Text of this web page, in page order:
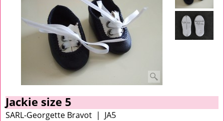
Jackie size 5
SARL-Georgette Bravot JA5